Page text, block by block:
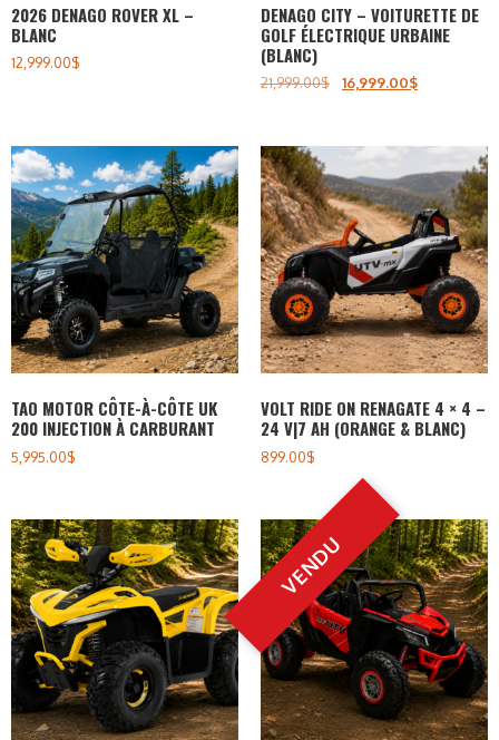
2026 DENAGO ROVER XL –
BLANC
12,999.00$
DENAGO CITY – VOITURETTE DE
GOLF ÉLECTRIQUE URBAINE
(BLANC)
21,999.00$ 16,999.00$
TAO MOTOR CÔTE-À-CÔTE UK
200 INJECTION À CARBURANT
5,995.00$
VOLT RIDE ON RENAGATE 4 × 4 –
24 V|7 AH (ORANGE & BLANC)
899.00$